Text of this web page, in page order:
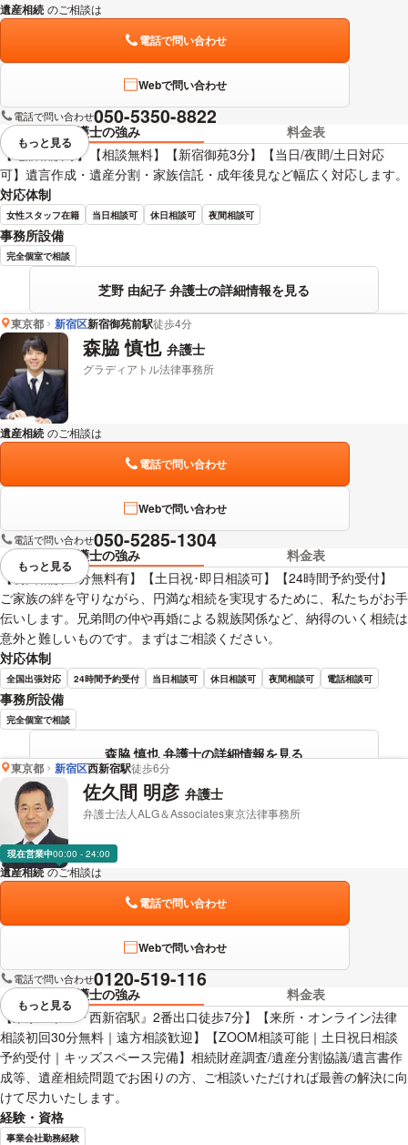
遺産相続 のご相談は
電話で問い合わせ
Webで問い合わせ
電話で問い合わせ050-5350-8822
弁護士の強み
料金表
【電話相談可】【相談無料】【新宿御苑3分】【当日/夜間/土日対応
可】遺言作成・遺産分割・家族信託・成年後見など幅広く対応します。
対応体制
女性スタッフ在籍 当日相談可 休日相談可 夜間相談可
事務所設備
完全個室で相談
芝野 由紀子 弁護士の詳細情報を見る
視覚的に省略されている要素を
もっと見る
東京都 新宿区新宿御苑前駅徒歩4分
森脇 慎也 弁護士
グラディアトル法律事務所
遺産相続 のご相談は
電話で問い合わせ
Webで問い合わせ
電話で問い合わせ050-5285-1304
弁護士の強み
料金表
【初回相談30分無料有】【土日祝･即日相談可】【24時間予約受付】
ご家族の絆を守りながら、円満な相続を実現するために、私たちがお手
伝いします。兄弟間の仲や再婚による親族関係など、納得のいく相続は
意外と難しいものです。まずはご相談ください。
対応体制
全国出張対応 24時間予約受付 当日相談可 休日相談可 夜間相談可 電話相談可
事務所設備
完全個室で相談
森脇 慎也 弁護士の詳細情報を見る
視覚的に省略されている要素を
もっと見る
東京都 新宿区西新宿駅徒歩6分
佐久間 明彦 弁護士
弁護士法人ALG＆Associates東京法律事務所
現在営業中00:00 - 24:00
遺産相続 のご相談は
電話で問い合わせ
Webで問い合わせ
電話で問い合わせ0120-519-116
弁護士の強み
料金表
【東京メトロ『西新宿駅』2番出口徒歩7分】【来所・オンライン法律
相談初回30分無料｜遠方相談歓迎】【ZOOM相談可能｜土日祝日相談
予約受付｜キッズスペース完備】相続財産調査/遺産分割協議/遺言書作
成等、遺産相続問題でお困りの方、ご相談いただければ最善の解決に向
けて尽力いたします。
経験・資格
事業会社勤務経験
視覚的に省略されている要素を
もっと見る